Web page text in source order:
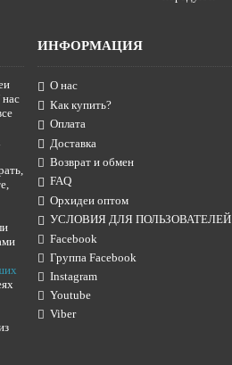
ИНФОРМАЦИЯ
О нас
Как купить?
Оплата
Доставка
Возврат и обмен
FAQ
Орхидеи оптом
УСЛОВИЯ ДЛЯ ПОЛЬЗОВАТЕЛЕЙ
Facebook
Группа Facebook
Instagram
Youtube
Viber